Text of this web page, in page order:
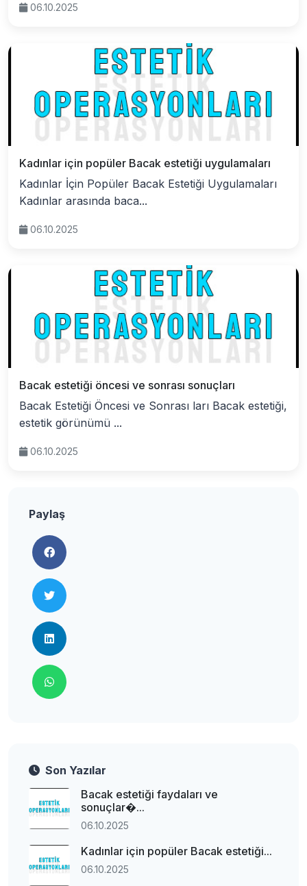
06.10.2025
Kadınlar için popüler Bacak estetiği uygulamaları
Kadınlar İçin Popüler Bacak Estetiği Uygulamaları
Kadınlar arasında baca...
06.10.2025
Bacak estetiği öncesi ve sonrası sonuçları
Bacak Estetiği Öncesi ve Sonrası ları Bacak estetiği,
estetik görünümü ...
06.10.2025
Paylaş
Son Yazılar
Bacak estetiği faydaları ve
sonuçlar�...
06.10.2025
Kadınlar için popüler Bacak estetiği...
06.10.2025